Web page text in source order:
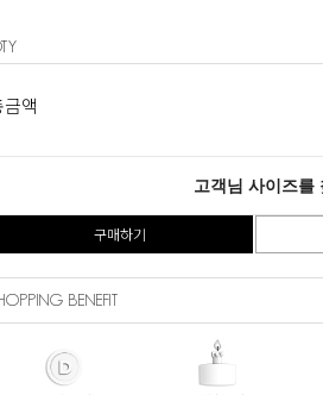
액
구매하기
BENEFIT